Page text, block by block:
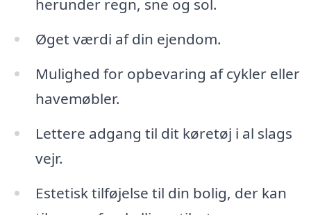
herunder regn, sne og sol.
Øget værdi af din ejendom.
Mulighed for opbevaring af cykler eller
havemøbler.
Lettere adgang til dit køretøj i al slags
vejr.
Estetisk tilføjelse til din bolig, der kan